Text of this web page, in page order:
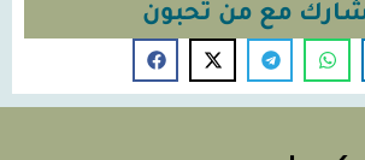
مع من تحبون